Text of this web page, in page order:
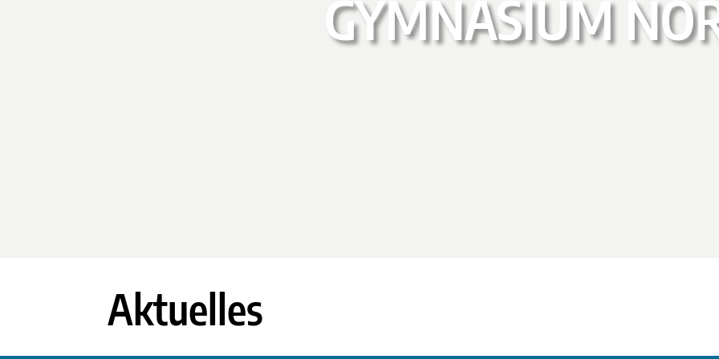
GYMNASIUM
Aktuelles